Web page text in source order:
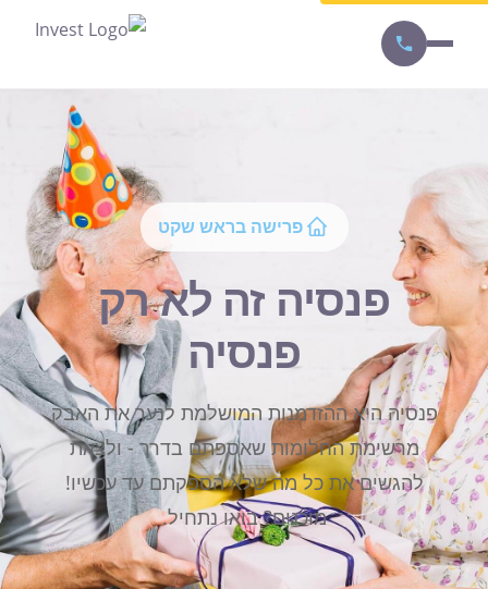
פרישה בראש שקט
פנסיה זה לא רק
פנסיה
פנסיה היא ההזדמנות המושלמת לנער את האבק
מרשימת החלומות שאספתם בדרך - ולצאת
להגשים את כל מה שלא הספקתם עד עכשיו!
מוכנים? בואו נתחיל.